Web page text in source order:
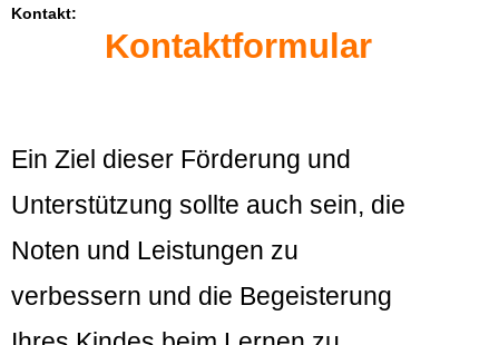
Kontakt:
Kontaktformular
Ein Ziel dieser Förderung und
Unterstützung sollte auch sein, die
Noten und Leistungen zu
verbessern und die Begeisterung